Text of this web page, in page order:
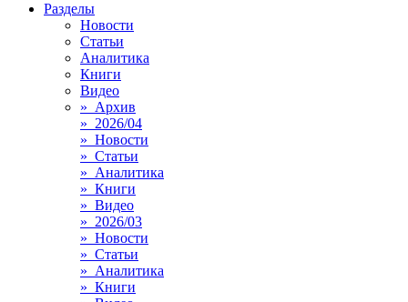
Разделы
Новости
Статьи
Аналитика
Книги
Видео
» Архив
» 2026/04
» Новости
» Статьи
» Аналитика
» Книги
» Видео
» 2026/03
» Новости
» Статьи
» Аналитика
» Книги